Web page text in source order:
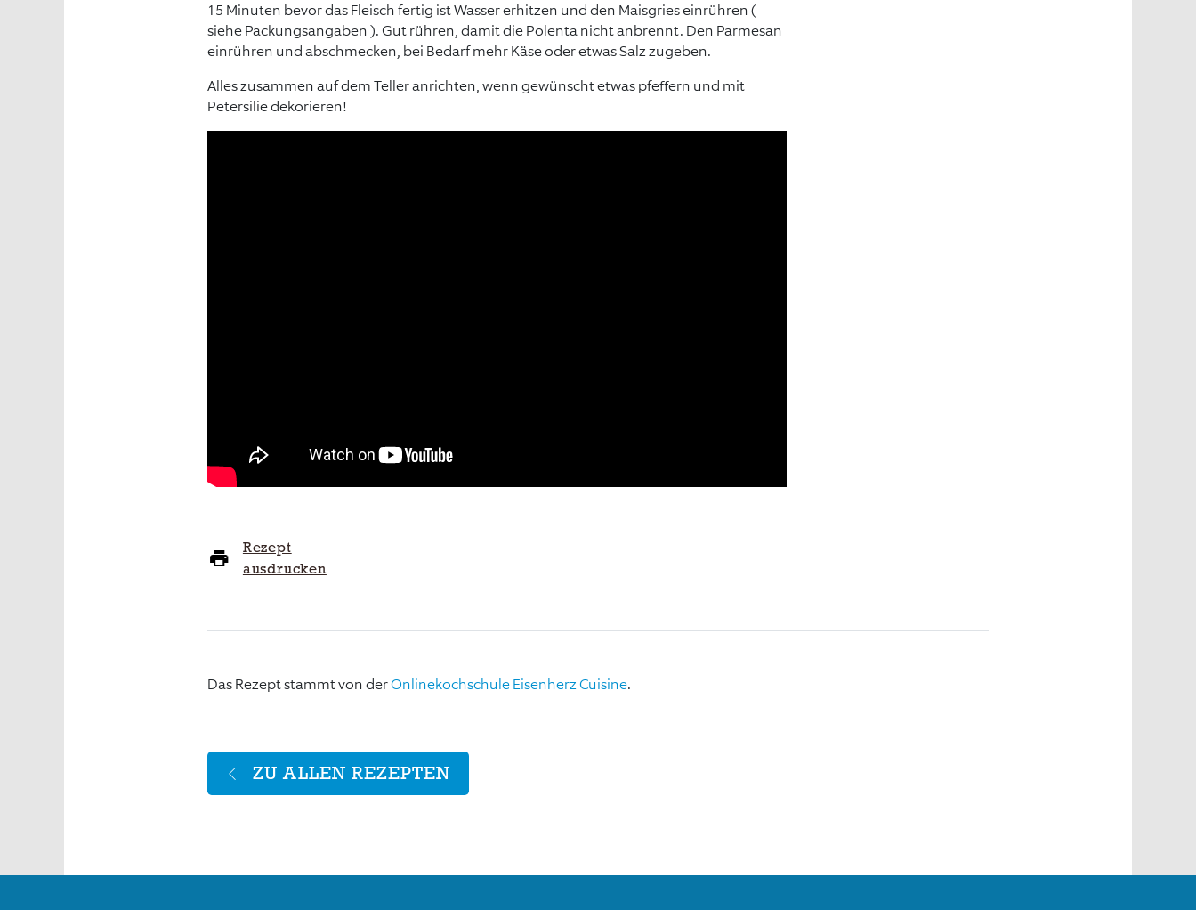
15 Minuten bevor das Fleisch fertig ist Wasser erhitzen und den Maisgries einrühren (
siehe Packungsangaben ). Gut rühren, damit die Polenta nicht anbrennt. Den Parmesan
einrühren und abschmecken, bei Bedarf mehr Käse oder etwas Salz zugeben.
Alles zusammen auf dem Teller anrichten, wenn gewünscht etwas pfeffern und mit
Petersilie dekorieren!
Rezept
ausdrucken
Das Rezept stammt von derOnlinekochschule Eisenherz Cuisine.
ZU ALLEN REZEPTEN